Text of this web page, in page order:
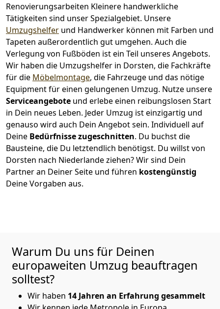
Renovierungsarbeiten Kleinere handwerkliche
Tätigkeiten sind unser Spezialgebiet. Unsere
Umzugshelfer und Handwerker können mit Farben und
Tapeten außerordentlich gut umgehen. Auch die
Verlegung von Fußböden ist ein Teil unseres Angebots.
Wir haben die Umzugshelfer in Dorsten, die Fachkräfte
für die Möbelmontage, die Fahrzeuge und das nötige
Equipment für einen gelungenen Umzug. Nutze unsere
Serviceangebote und erlebe einen reibungslosen Start
in Dein neues Leben. Jeder Umzug ist einzigartig und
genauso wird auch Dein Angebot sein. Individuell auf
Deine Bedürfnisse zugeschnitten. Du buchst die
Bausteine, die Du letztendlich benötigst. Du willst von
Dorsten nach Niederlandeziehen? Wir sind Dein
Partner an Deiner Seite und führen kostengünstig
Deine Vorgaben aus.
Warum Du uns für Deinen
europaweiten Umzug beauftragen
solltest?
Wir haben 14 Jahren an Erfahrung gesammelt